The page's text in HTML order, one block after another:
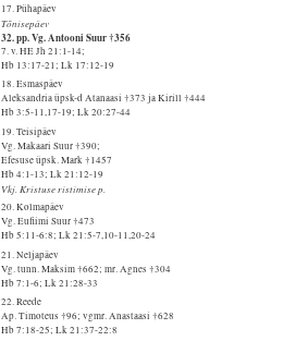
17. Pühapäev
Tõnisepäev
32. pp. Vg. Antooni Suur †356
7. v. HE Jh 21:1-14;
Hb 13:17-21; Lk 17:12-19
18. Esmaspäev
Aleksandria üpsk-d Atanaasi †373 ja Kirill †444
Hb 3:5-11,17-19; Lk 20:27-44
19. Teisipäev
Vg. Makaari Suur †390;
Efesuse üpsk. Mark †1457
Hb 4:1-13; Lk 21:12-19
Vkj. Kristuse ristimise p.
20. Kolmapäev
Vg. Eufiimi Suur †473
Hb 5:11-6:8; Lk 21:5-7,10-11,20-24
21. Neljapäev
Vg. tunn. Maksim †662; mr. Agnes †304
Hb 7:1-6; Lk 21:28-33
22. Reede
Ap. Timoteus †96; vgmr. Anastaasi †628
Hb 7:18-25; Lk 21:37-22:8